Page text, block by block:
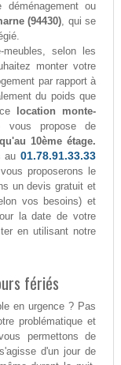
ou
(94430), qui se
meubles, selon les
monter votre
par rapport à
du poids que
location monte-
vous propose de
10ème étage.
au01.78.91.33.33
proposerons le
un devis gratuit et
vos besoins) et
la date de votre
en utilisant notre
fériés
en urgence ? Pas
problématique et
permettons de
d'un jour de